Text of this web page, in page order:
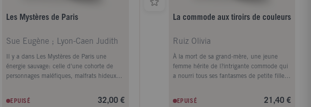
Les Mystères de Paris
Sue Eugène ; Lyon-Caen Judith
Il y a dans Les Mystères de Paris une
énergie sauvage: celle d'une cohorte de
personnages maléfiques, malfrats hideux
Gavroche -, le Maître d'école ou Bras-
Rouge, criminels du grand monde comme
EPUISÉ 32,00 €
La commode aux tiroirs de couleurs
Ruiz Olivia
À la mort de sa grand-mère, une jeune
femme hérite de l?intrigante commode qui
a nourri tous ses fantasmes de petite fille.
tiroirs et dérouler le fil de la vie de Rita,
son Abuela, dévoilant les secrets qui ont
EPUISÉ 21,40 €